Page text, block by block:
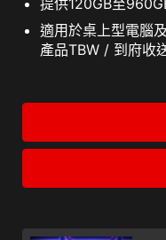
提供120GB至
適用於桌上型電腦
產品TBW / 到府收